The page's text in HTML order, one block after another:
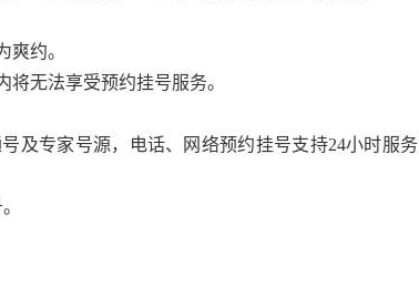
爽约。
无法享受预约挂号服务。
及专家号源，电话、网络预约挂号支持24小时服务